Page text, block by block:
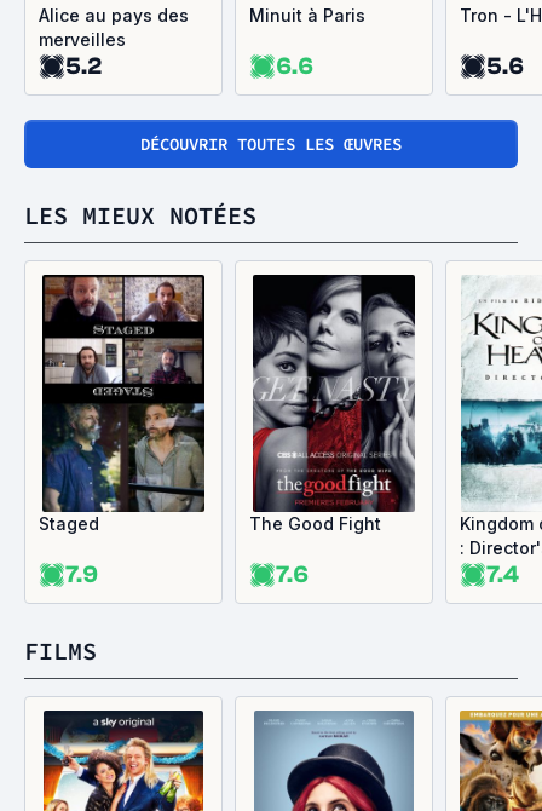
Alice au pays des
merveilles
5.2
Minuit à Paris
6.6
Tron -
5.6
DÉCOUVRIR TOUTES LES ŒUVRES
LES MIEUX NOTÉES
Staged
7.9
The Good Fight
7.6
Kingdom
:
7.4
FILMS